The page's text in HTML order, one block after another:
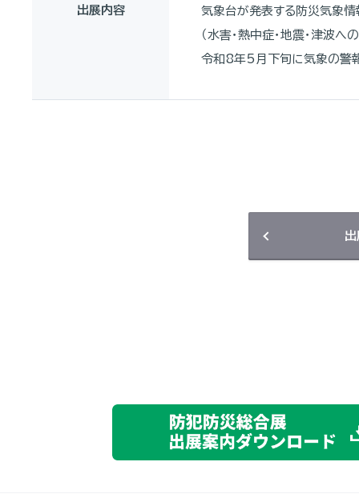
出展内容
気象台が発表する防災気象
（水害・熱中症・地震・津波
令和8年5月下旬に気象の警